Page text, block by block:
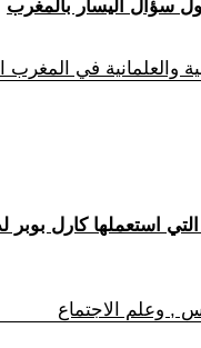
سؤال اليسار بالمغرب
والعلمانية في المغرب
التي استعملها كارل
, وعلم الاجتماع